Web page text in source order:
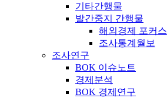
기타간행물
발간중지 간행물
해외경제 포커스
조사통계월보
조사연구
BOK 이슈노트
경제분석
BOK 경제연구